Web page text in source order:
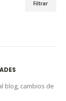
Filtrar
blog, cambios de